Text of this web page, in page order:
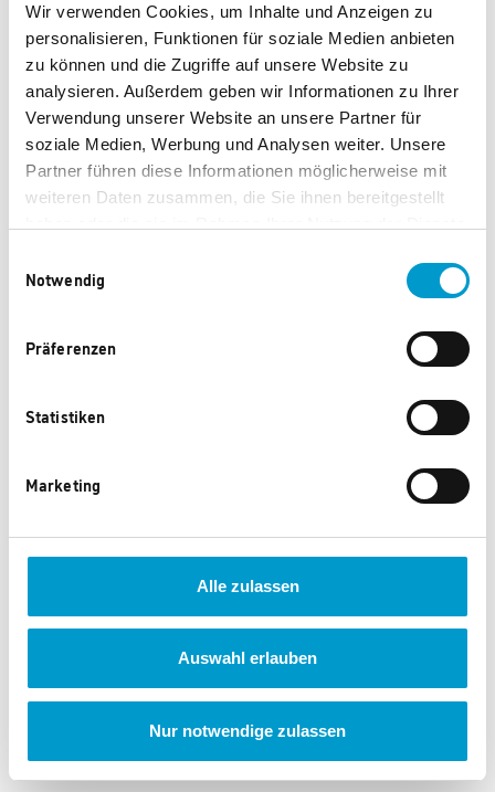
Wir verwenden Cookies, um Inhalte und Anzeigen zu
personalisieren, Funktionen für soziale Medien anbieten
zu können und die Zugriffe auf unsere Website zu
analysieren. Außerdem geben wir Informationen zu Ihrer
Verwendung unserer Website an unsere Partner für
soziale Medien, Werbung und Analysen weiter. Unsere
Partner führen diese Informationen möglicherweise mit
weiteren Daten zusammen, die Sie ihnen bereitgestellt
Notwendig
Präferenzen
Statistiken
Marketing
Alle zulassen
Auswahl erlauben
Nur notwendige zulassen
Zenitspiegel
Okular (4 mm), Okular (12,5 mm), Okular (20 mm)
Barlow-Linse, Bildumkehrlinse (Erecting Eyepiece)
Mondfilter
Farbig illustrierte Anleitung mit 32 Seiten
Diese Produkte könnten Ihnen auch
gefallen.
Kosmos Die drei ???
Kosmos The Gang - Das